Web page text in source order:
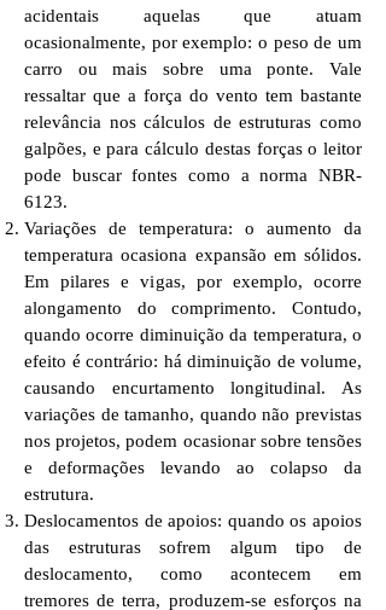
acidentais aquelas que atuam
ocasionalmente, por exemplo: o peso de um
carro ou mais sobre uma ponte. Vale
ressaltar que a força do vento tem bastante
relevância nos cálculos de estruturas como
galpões, e para cálculo destas forças o leitor
pode buscar fontes como a norma NBR-
6123.
Variações de temperatura: o aumento da
temperatura ocasiona expansão em sólidos.
Em pilares e vigas, por exemplo, ocorre
alongamento do comprimento. Contudo,
quando ocorre diminuição da temperatura, o
efeito é contrário: há diminuição de volume,
causando encurtamento longitudinal. As
variações de tamanho, quando não previstas
nos projetos, podem ocasionar sobre tensões
e deformações levando ao colapso da
estrutura.
Deslocamentos de apoios: quando os apoios
das estruturas sofrem algum tipo de
deslocamento, como acontecem em
tremores de terra, produzem-se esforços na